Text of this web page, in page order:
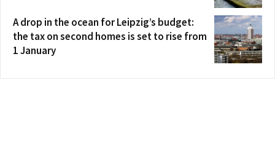
A drop in the ocean for Leipzig’s budget:
the tax on second homes is set to rise from
1 January